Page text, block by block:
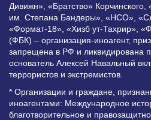
Дивижн», «Братство» Корчинского,
им. Степана Бандеры», «НСО»,
«Формат-18», «Хизб ут-Тахрир»,
(ФБК) – организация-иноагент,
запрещена в РФ и ликвидирована
основатель Алексей Навальный
террористов и экстремистов.
* Организации и граждане,
иноагентами: Международное
благотворительное и